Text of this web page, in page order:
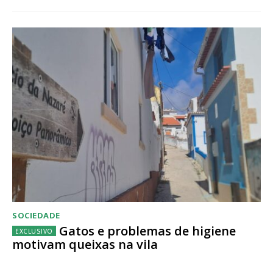
SOCIEDADE
Gatos e problemas de higiene
motivam queixas na vila